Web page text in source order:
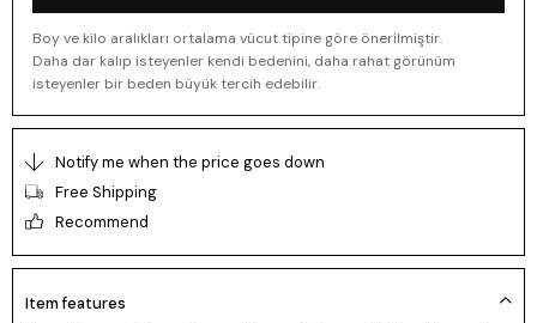
Boy ve kilo aralıkları ortalama vücut tipine göre önerilmiştir.
Daha dar kalıp isteyenler kendi bedenini, daha rahat görünüm
isteyenler bir beden büyük tercih edebilir.
Notify me when the price goes down
Free Shipping
Recommend
Item features